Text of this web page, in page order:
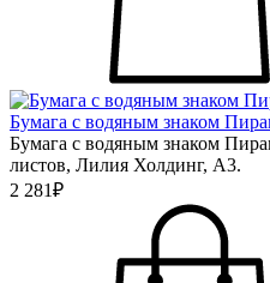
Бумага с водяным знаком
Бумага с водяным знаком
листов, Лилия Холдинг, А3.
2 281₽